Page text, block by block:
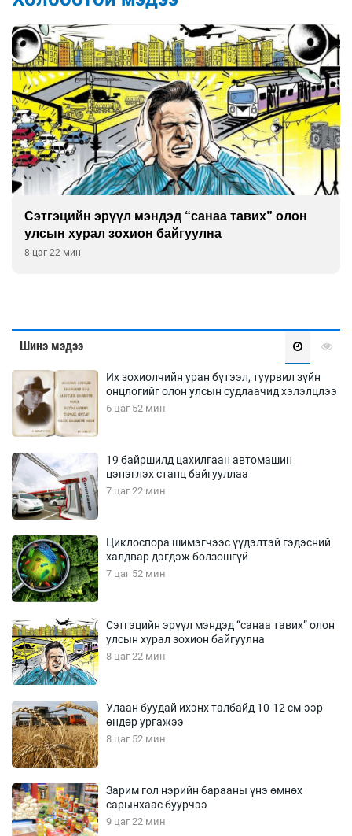
Улаан буудай ихэнх талбайд 10-12 см-ээр өндөр
ургажээ
8 цаг 52 мин
Шинэ мэдээ
Их зохиолчийн уран бүтээл, туурвил зүйн
онцлогийг олон улсын судлаачид хэлэлцлээ
6 цаг 52 мин
19 байршилд цахилгаан автомашин
цэнэглэх станц байгууллаа
7 цаг 22 мин
Циклоспора шимэгчээс үүдэлтэй гэдэсний
халдвар дэгдэж болзошгүй
7 цаг 52 мин
Сэтгэцийн эрүүл мэндэд “санаа тавих” олон
улсын хурал зохион байгуулна
8 цаг 22 мин
Улаан буудай ихэнх талбайд 10-12 см-ээр
өндөр ургажээ
8 цаг 52 мин
Зарим гол нэрийн барааны үнэ өмнөх
сарынхаас буурчээ
9 цаг 22 мин